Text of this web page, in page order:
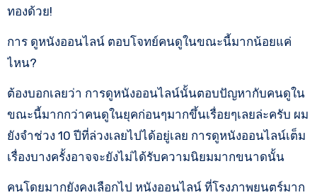
ทองด้วย!
การ ดูหนังออนไลน์ ตอบโจทย์คนดูในขณะนี้มากน้อยแค่
ไหน?
ต้องบอกเลยว่า การดูหนังออนไลน์นั้นตอบปัญหากับคนดูใน
ขณะนี้มากกว่าคนดูในยุคก่อนๆมากขึ้นเรื่อยๆเลยล่ะครับ ผม
ยังจำช่วง 10 ปีที่ล่วงเลยไปได้อยู่เลย การดูหนังออนไลน์เต็ม
เรื่องบางครั้งอาจจะยังไม่ได้รับความนิยมมากขนาดนั้น
คนโดยมากยังคงเลือกไป หนังออนไลน์ ที่โรงภาพยนตร์มาก